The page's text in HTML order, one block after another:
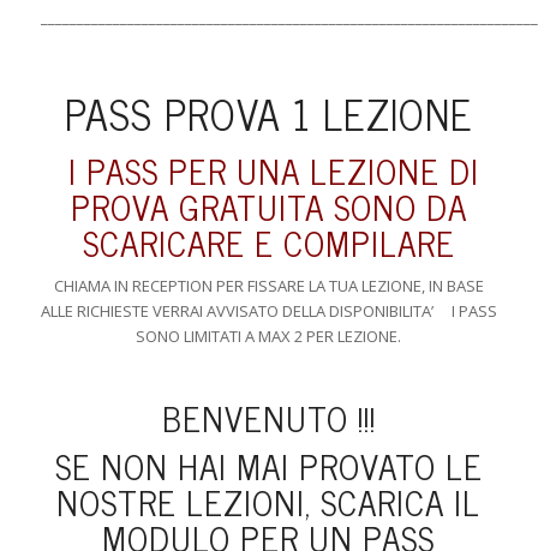
PASS PROVA 1 LEZIONE
I PASS PER UNA LEZIONE DI
PROVA GRATUITA SONO DA
SCARICARE E COMPILARE
CHIAMA IN RECEPTION PER FISSARE LA TUA LEZIONE, IN BASE
ALLE RICHIESTE VERRAI AVVISATO DELLA DISPONIBILITA’ I PASS
SONO LIMITATI A MAX 2 PER LEZIONE.
BENVENUTO !!!
SE NON HAI MAI PROVATO LE
NOSTRE LEZIONI, SCARICA IL
MODULO PER UN PASS